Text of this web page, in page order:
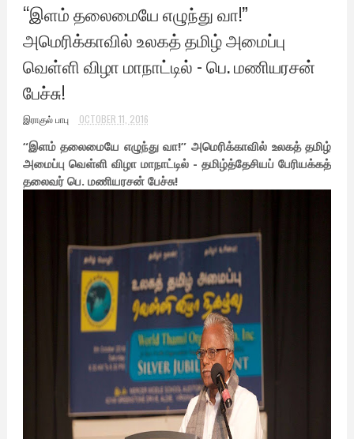
“இளம் தலைமையே எழுந்து வா!”
அமெரிக்காவில் உலகத் தமிழ் அமைப்பு
வெள்ளி விழா மாநாட்டில் - பெ. மணியரசன்
பேச்சு!
இராகுல் பாபு OCTOBER 11, 2016
“இளம் தலைமையே எழுந்து வா!” அமெரிக்காவில் உலகத் தமிழ்
அமைப்பு வெள்ளி விழா மாநாட்டில் - தமிழ்த்தேசியப் பேரியக்கத்
தலைவர் பெ. மணியரசன் பேச்சு!